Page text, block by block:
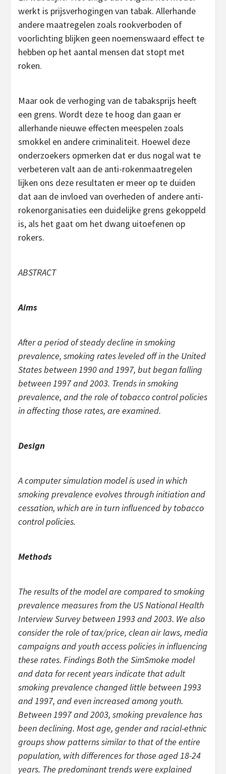
werkt is prijsverhogingen van tabak. Allerhande
andere maatregelen zoals rookverboden of
voorlichting blijken geen noemenswaard effect te
hebben op het aantal mensen dat stopt met
roken.
Maar ook de verhoging van de tabaksprijs heeft
een grens. Wordt deze te hoog dan gaan er
allerhande nieuwe effecten meespelen zoals
smokkel en andere criminaliteit. Hoewel deze
onderzoekers opmerken dat er dus nogal wat te
verbeteren valt aan de anti-rokenmaatregelen
lijken ons deze resultaten er meer op te duiden
dat aan de invloed van overheden of andere anti-
rokenorganisaties een duidelijke grens gekoppeld
is, als het gaat om het dwang uitoefenen op
rokers.
ABSTRACT
Aims
After a period of steady decline in smoking
prevalence, smoking rates leveled off in the United
States between 1990 and 1997, but began falling
between 1997 and 2003. Trends in smoking
prevalence, and the role of tobacco control policies
in affecting those rates, are examined.
Design
A computer simulation model is used in which
smoking prevalence evolves through initiation and
cessation, which are in turn influenced by tobacco
control policies.
Methods
The results of the model are compared to smoking
prevalence measures from the US National Health
Interview Survey between 1993 and 2003. We also
consider the role of tax/price, clean air laws, media
campaigns and youth access policies in influencing
these rates. Findings Both the SimSmoke model
and data for recent years indicate that adult
smoking prevalence changed little between 1993
and 1997, and even increased among youth.
Between 1997 and 2003, smoking prevalence has
been declining. Most age, gender and racial-ethnic
groups show patterns similar to that of the entire
population, with differences for those aged 18-24
years. The predominant trends were explained